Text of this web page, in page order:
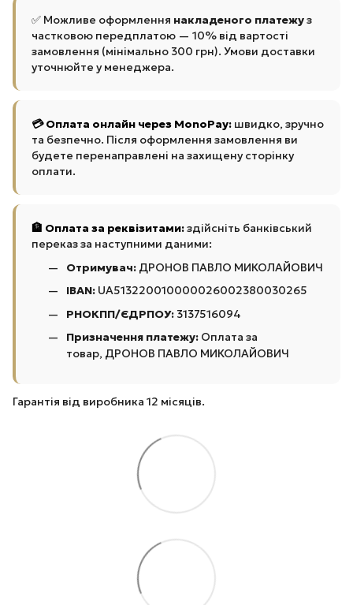
✅ Можливе оформлення накладеного платежуз
частковою передплатою — 10% від вартості
замовлення (мінімально 300 грн). Умови доставки
уточнюйте у менеджера.
💳 Оплата онлайн через MonoPay: швидко, зручно
та безпечно. Після оформлення замовлення ви
будете перенаправлені на захищену сторінку
оплати.
🏦 Оплата за реквізитами:здійсніть банківський
переказ за наступними даними:
Отримувач: ДРОНОВ ПАВЛО МИКОЛАЙОВИЧ
IBAN: UA513220010000026002380030265
РНОКПП/ЄДРПОУ: 3137516094
Призначення платежу: Оплата за
товар, ДРОНОВ ПАВЛО МИКОЛАЙОВИЧ
Гарантія від виробника 12 місяців.